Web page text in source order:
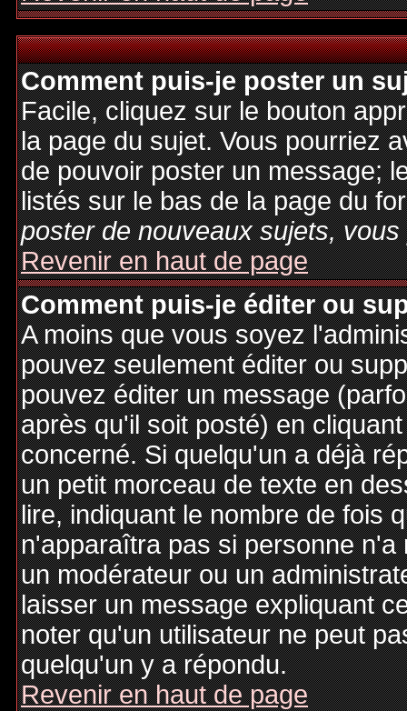
Comment puis-je poster un
Facile, cliquez sur le bouton
la page du sujet. Vous pourriez
de pouvoir poster un message;
listés sur le bas de la page du
poster de nouveaux sujets,
Revenir en haut de page
Comment puis-je éditer ou
A moins que vous soyez
pouvez seulement éditer ou
pouvez éditer un message
après qu'il soit posté) en
concerné. Si quelqu'un a déjà
un petit morceau de texte en
lire, indiquant le nombre de fois
n'apparaîtra pas si personne
un modérateur ou un
laisser un message expliquant
noter qu'un utilisateur ne peut
quelqu'un y a répondu.
Revenir en haut de page